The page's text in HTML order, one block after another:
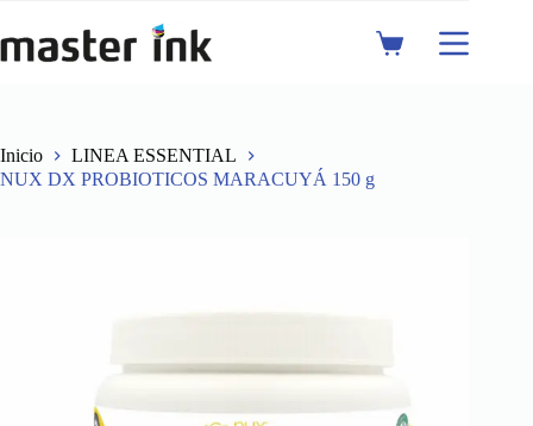
contenido
Shopping
Inicio
LINEA ESSENTIAL
NUX DX PROBIOTICOS MARACUYÁ 150 g